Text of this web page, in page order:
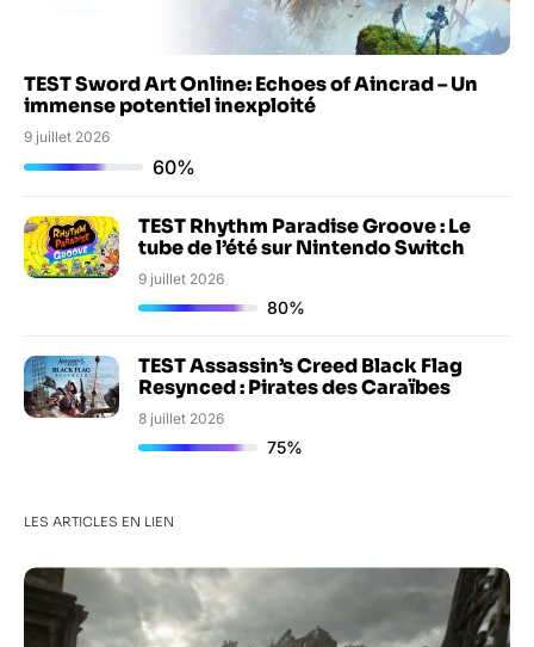
TEST Sword Art Online: Echoes of Aincrad – Un
immense potentiel inexploité
9 juillet 2026
60%
TEST Rhythm Paradise Groove : Le
tube de l’été sur Nintendo Switch
9 juillet 2026
80%
TEST Assassin’s Creed Black Flag
Resynced : Pirates des Caraïbes
8 juillet 2026
75%
LES ARTICLES EN LIEN